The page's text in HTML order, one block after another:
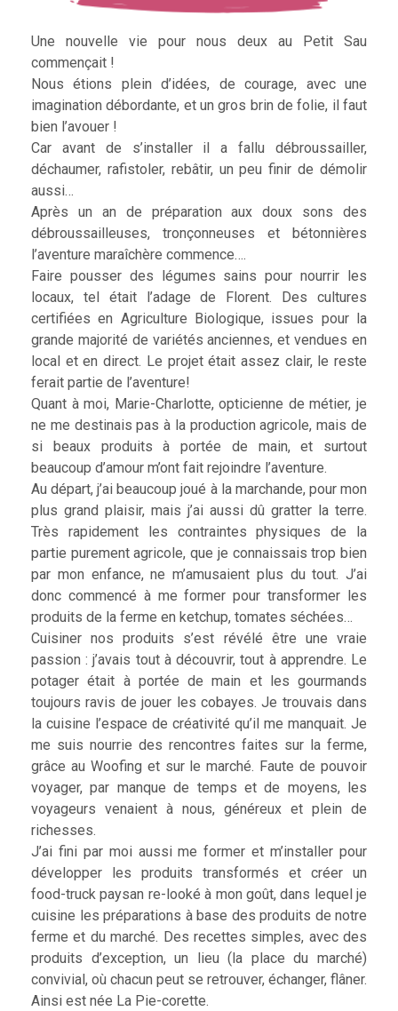
Une nouvelle vie pour nous deux au Petit Sau
commençait !
Nous étions plein d’idées, de courage, avec une
imagination débordante, et un gros brin de folie, il faut
bien l’avouer !
Car avant de s’installer il a fallu débroussailler,
déchaumer, rafistoler, rebâtir, un peu finir de démolir
aussi…
Après un an de préparation aux doux sons des
débroussailleuses, tronçonneuses et bétonnières
l’aventure maraîchère commence….
Faire pousser des légumes sains pour nourrir les
locaux, tel était l’adage de Florent. Des cultures
certifiées en Agriculture Biologique, issues pour la
grande majorité de variétés anciennes, et vendues en
local et en direct. Le projet était assez clair, le reste
ferait partie de l’aventure!
Quant à moi, Marie-Charlotte, opticienne de métier, je
ne me destinais pas à la production agricole, mais de
si beaux produits à portée de main, et surtout
beaucoup d’amour m’ont fait rejoindre l’aventure.
Au départ, j’ai beaucoup joué à la marchande, pour mon
plus grand plaisir, mais j’ai aussi dû gratter la terre.
Très rapidement les contraintes physiques de la
partie purement agricole, que je connaissais trop bien
par mon enfance, ne m’amusaient plus du tout. J’ai
donc commencé à me former pour transformer les
produits de la ferme en ketchup, tomates séchées…
Cuisiner nos produits s’est révélé être une vraie
passion : j’avais tout à découvrir, tout à apprendre. Le
potager était à portée de main et les gourmands
toujours ravis de jouer les cobayes. Je trouvais dans
la cuisine l’espace de créativité qu’il me manquait. Je
me suis nourrie des rencontres faites sur la ferme,
grâce au Woofing et sur le marché. Faute de pouvoir
voyager, par manque de temps et de moyens, les
voyageurs venaient à nous, généreux et plein de
richesses.
J’ai fini par moi aussi me former et m’installer pour
développer les produits transformés et créer un
food-truck paysan re-looké à mon goût, dans lequel je
cuisine les préparations à base des produits de notre
ferme et du marché. Des recettes simples, avec des
produits d’exception, un lieu (la place du marché)
convivial, où chacun peut se retrouver, échanger, flâner.
Ainsi est née La Pie-corette.